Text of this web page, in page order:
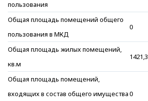
пользования
Общая площадь помещений общего
пользования в МКД
0
Общая площадь жилых помещений,
кв.м
1421,3
Общая площадь помещений,
входящих в состав общего имущества0